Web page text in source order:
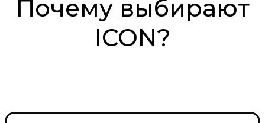
Почему выбирают
ICON?